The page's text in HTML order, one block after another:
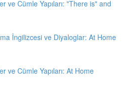
ve Cümle Yapıları: "There is" and
İngilizcesi ve Diyaloglar: At Home
ve Cümle Yapıları: At Home